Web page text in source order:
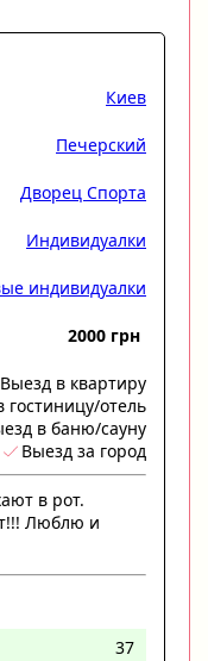
Киев
Печерский
Дворец Спорта
Индивидуалки
индивидуалки
2000 грн
Выезд в квартиру
гостиницу/отель
в баню/сауну
Выезд за город
в рот.
Люблю и
37